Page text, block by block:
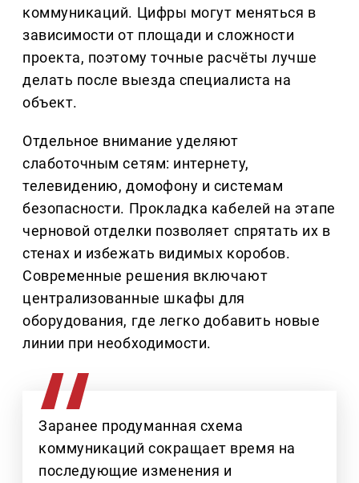
коммуникаций. Цифры могут меняться в
зависимости от площади и сложности
проекта, поэтому точные расчёты лучше
делать после выезда специалиста на
объект.
Отдельное внимание уделяют
слаботочным сетям: интернету,
телевидению, домофону и системам
безопасности. Прокладка кабелей на этапе
черновой отделки позволяет спрятать их в
стенах и избежать видимых коробов.
Современные решения включают
централизованные шкафы для
оборудования, где легко добавить новые
линии при необходимости.
Заранее продуманная схема
коммуникаций сокращает время на
последующие изменения и